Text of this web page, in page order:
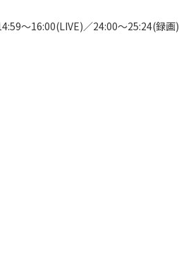
〜16:00(LIVE)／24:00〜25:24(録画)